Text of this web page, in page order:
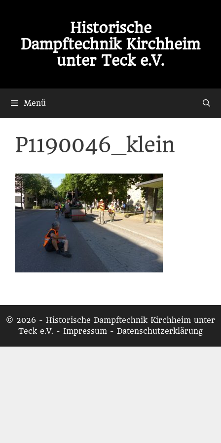
Historische
Dampftechnik Kirchheim
unter Teck e.V.
Menü
P1190046_klein
© 2026 - Historische Dampftechnik Kirchheim unter
Teck e.V. - Impressum - Datenschutzerklärung